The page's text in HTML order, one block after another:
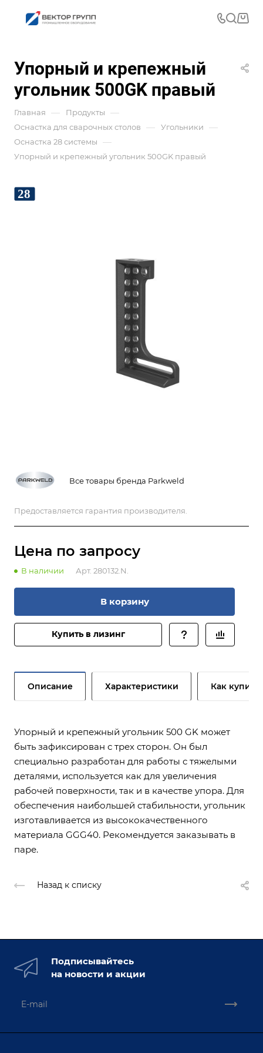
Упорный и крепежный
угольник 500GK правый
Главная — Продукты —
Оснастка для сварочных столов — Угольники —
Оснастка 28 системы —
Упорный и крепежный угольник 500GK правый
Все товары бренда Parkweld
Предоставляется гарантия производителя.
Цена по запросу
В наличии Арт. 280132.N.
В корзину
Купить в лизинг
Описание Характеристики Как купить
Упорный и крепежный угольник 500 GK может
быть зафиксирован с трех сторон. Он был
специально разработан для работы с тяжелыми
деталями, используется как для увеличения
рабочей поверхности, так и в качестве упора. Для
обеспечения наибольшей стабильности, угольник
изготавливается из высококачественного
материала GGG40. Рекомендуется заказывать в
паре.
Назад к списку
Подписывайтесь
на новости и акции